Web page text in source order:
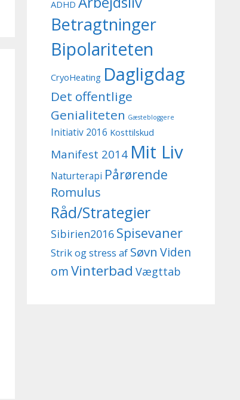
ADHD
Betragtninger
Bipolariteten
CryoHeating Dagligdag
Det offentlige
Genialiteten Gæstebloggere
Initiativ 2016 Kosttilskud
Manifest 2014 Mit Liv
Naturterapi Pårørende
Romulus
Råd/Strategier
Sibirien2016 Spisevaner
Strik og stress af Søvn Viden
omVinterbad Vægttab